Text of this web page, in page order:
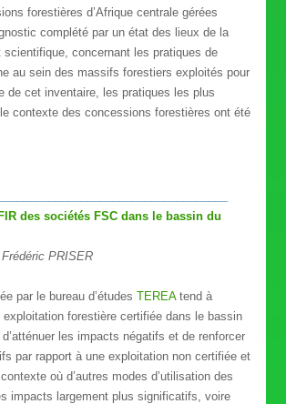
forestières d’Afrique centrale gérées
complété par un état des lieux de la
scientifique, concernant les pratiques de
au sein des massifs forestiers exploités pour
de cet inventaire, les pratiques les plus
contexte des concessions forestières ont été
des sociétés FSC dans le bassin du
PRISER
par le bureau d’étudesTEREAtend à
exploitation forestière certifiée dans le bassin
les impacts négatifs et de renforcer
par rapport à une exploitation non certifiée et
où d’autres modes d’utilisation des
impacts largement plus significatifs, voire